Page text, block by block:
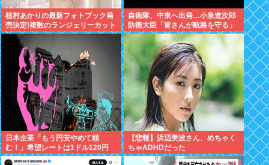
植村あかりの最新フォトブック発
売決定!複数のランジェリーカット
あり
自衛隊、中東へ出発…小泉進次郎
防衛大臣「皆さんが航路を守る」
日本企業「もう円安やめて頼
む！」希望レートは1ドル120円
現実は160円前後「輸出企業まで
【悲報】浜辺美波さん、めちゃく
ちゃADHDだった